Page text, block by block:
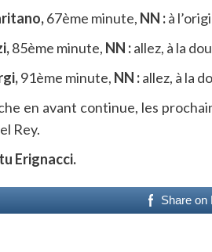
67ème minute, NN :à
85ème minute, NN :allez, à la
91ème minute, NN :allez, à la
en avant continue, les
Rey.
Erignacci.
Share on